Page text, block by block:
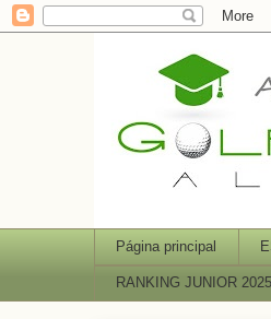
Página principal
RANKING JUNIOR